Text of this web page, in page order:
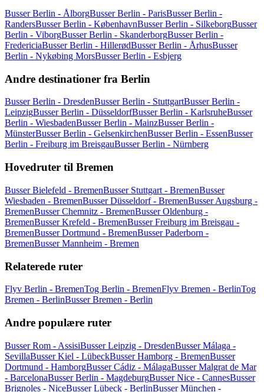
Busser Berlin - ÅlborgBusser Berlin - ParisBusser Berlin -
RandersBusser Berlin - KøbenhavnBusser Berlin - SilkeborgBusser
Berlin - ViborgBusser Berlin - SkanderborgBusser Berlin -
FredericiaBusser Berlin - HillerødBusser Berlin - ÅrhusBusser
Berlin - Nykøbing MorsBusser Berlin - Esbjerg
Andre destinationer fra Berlin
Busser Berlin - DresdenBusser Berlin - StuttgartBusser Berlin -
LeipzigBusser Berlin - DüsseldorfBusser Berlin - KarlsruheBusser
Berlin - WiesbadenBusser Berlin - MainzBusser Berlin -
MünsterBusser Berlin - GelsenkirchenBusser Berlin - EssenBusser
Berlin - Freiburg im BreisgauBusser Berlin - Nürnberg
Hovedruter til Bremen
Busser Bielefeld - BremenBusser Stuttgart - BremenBusser
Wiesbaden - BremenBusser Düsseldorf - BremenBusser Augsburg -
BremenBusser Chemnitz - BremenBusser Oldenburg -
BremenBusser Krefeld - BremenBusser Freiburg im Breisgau -
BremenBusser Dortmund - BremenBusser Paderborn -
BremenBusser Mannheim - Bremen
Relaterede ruter
Flyv Berlin - BremenTog Berlin - BremenFlyv Bremen - BerlinTog
Bremen - BerlinBusser Bremen - Berlin
Andre populære ruter
Busser Rom - AssisiBusser Leipzig - DresdenBusser Málaga -
SevillaBusser Kiel - LübeckBusser Hamborg - BremenBusser
Dortmund - HamborgBusser Cádiz - MálagaBusser Malgrat de Mar
- BarcelonaBusser Berlin - MagdeburgBusser Nice - CannesBusser
Brignoles - NiceBusser Lübeck - BerlinBusser München -